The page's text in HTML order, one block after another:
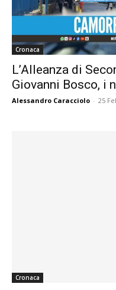
Cronaca
L’Alleanza di
Giovanni Bosco, i
Alessandro Caracciolo - 25
Cronaca